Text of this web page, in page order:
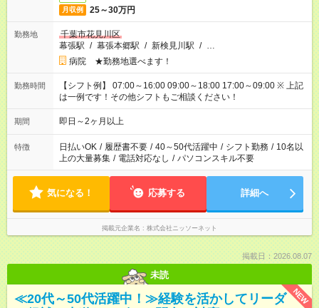
月収例 25～30万円
勤務地
千葉市花見川区
幕張駅 / 幕張本郷駅 / 新検見川駅 / …
病院 ★勤務地選べます！
勤務時間
【シフト例】 07:00～16:00 09:00～18:00 17:00～09:00 ※ 上記
は一例です！その他シフトもご相談ください！
期間 即日～2ヶ月以上
特徴 日払いOK / 履歴書不要 / 40～50代活躍中 / シフト勤務 / 10名以
上の大量募集 / 電話対応なし / パソコンスキル不要
気になる！ 応募する 詳細へ
掲載元企業名 株式会社ニッソーネット
掲載日：2026.08.07
未読
NEW
≪20代～50代活躍中！≫経験を活かしてリーダ